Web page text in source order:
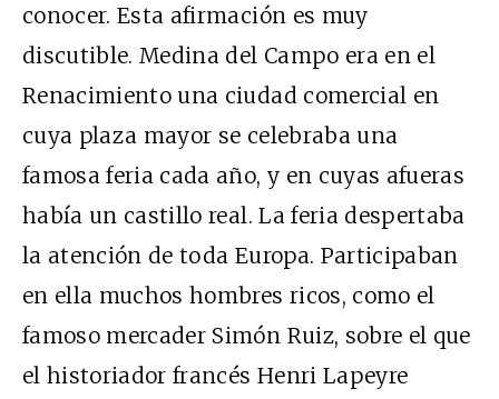
conocer. Esta afirmación es muy
discutible. Medina del Campo era en el
Renacimiento una ciudad comercial en
cuya plaza mayor se celebraba una
famosa feria cada año, y en cuyas afueras
había un castillo real. La feria despertaba
la atención de toda Europa. Participaban
en ella muchos hombres ricos, como el
famoso mercader Simón Ruiz, sobre el que
el historiador francés Henri Lapeyre